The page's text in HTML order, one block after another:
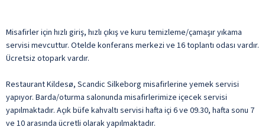
Misafirler için hızlı giriş, hızlı çıkış ve kuru temizleme/çamaşır yıkama
servisi mevcuttur. Otelde konferans merkezi ve 16 toplantı odası vardır.
Ücretsiz otopark vardır.
Restaurant Kildesø, Scandic Silkeborg misafirlerine yemek servisi
yapıyor. Barda/oturma salonunda misafirlerimize içecek servisi
yapılmaktadır. Açık büfe kahvaltı servisi hafta içi 6 ve 09.30, hafta sonu 7
ve 10 arasında ücretli olarak yapılmaktadır.